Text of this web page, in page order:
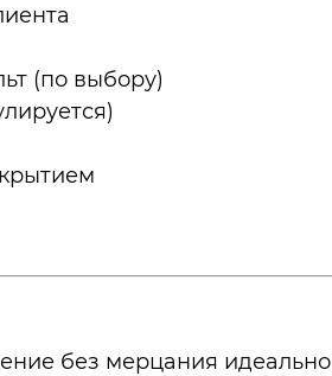
(по выбору)
без мерцания идеально